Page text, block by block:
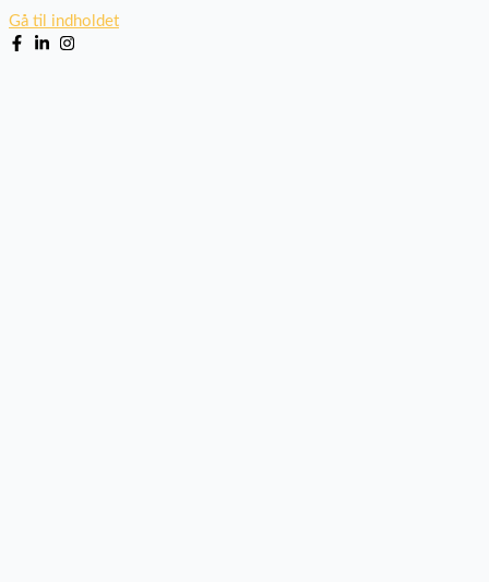
Gå til indholdet